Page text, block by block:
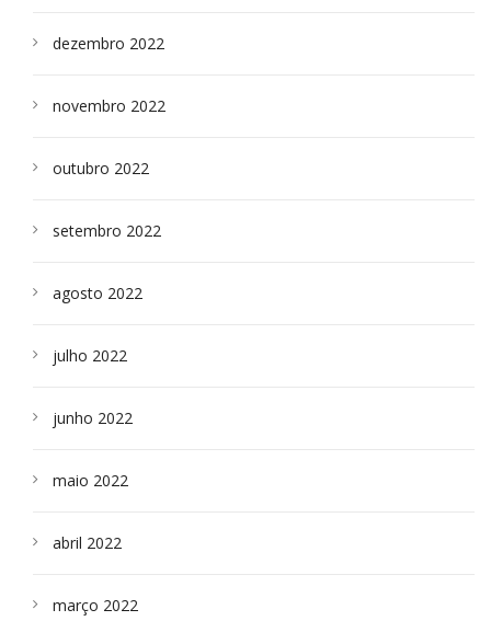
dezembro 2022
novembro 2022
outubro 2022
setembro 2022
agosto 2022
julho 2022
junho 2022
maio 2022
abril 2022
março 2022